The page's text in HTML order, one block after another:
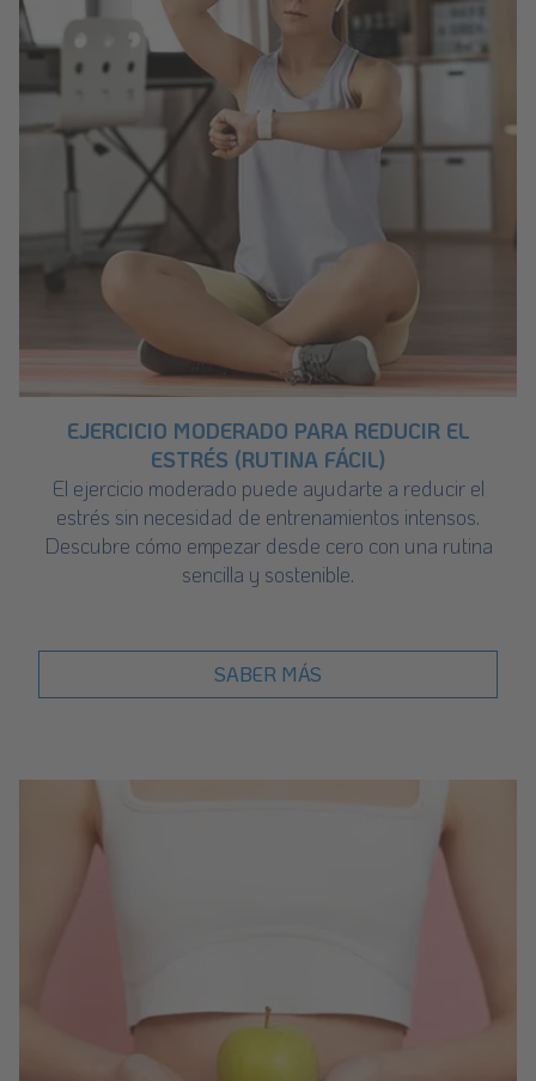
EJERCICIO MODERADO PARA REDUCIR EL
ESTRÉS (RUTINA FÁCIL)
El ejercicio moderado puede ayudarte a reducir el
estrés sin necesidad de entrenamientos intensos.
Descubre cómo empezar desde cero con una rutina
sencilla y sostenible.
SABER MÁS